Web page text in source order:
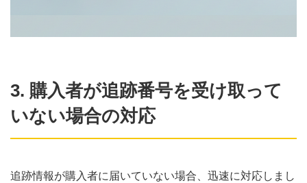
3. 購入者が追跡番号を受け取って
いない場合の対応
追跡情報が購入者に届いていない場合、迅速に対応しまし